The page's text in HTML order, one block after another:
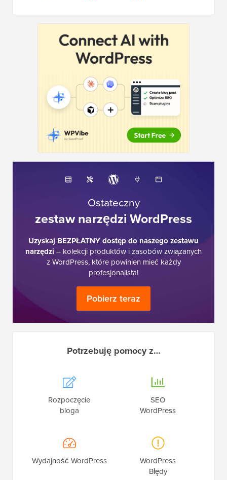
Ostateczny
zestaw narzędzi WordPress
Uzyskaj BEZPŁATNY dostęp do naszego zestawu
narzędzi – kolekcji produktów i zasobów związanych
z WordPress, które powinien mieć każdy
profesjonalista!
Pobierz teraz
Potrzebuję pomocy z…
Rozpoczęcie
bloga
SEO
WordPress
Wydajność WordPress
WordPress
Błędy